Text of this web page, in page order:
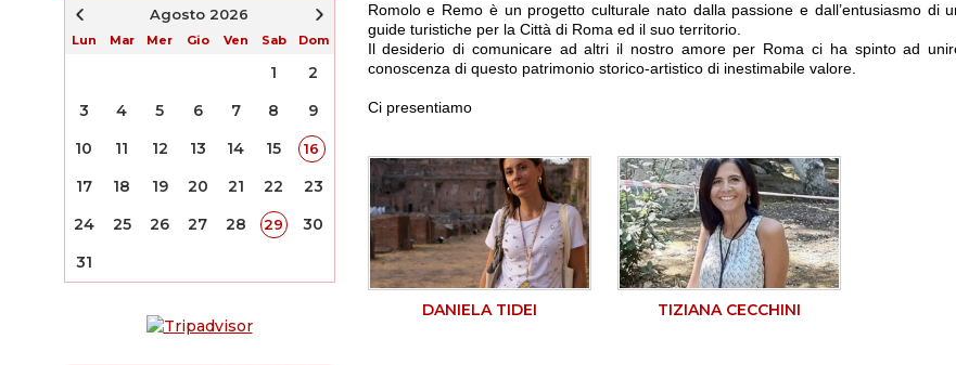
Agosto 2026
Lun Mar Mer Gio Ven Sab Dom
1
2
3
4 5 6 7 8
9
10
11 12 13 14 15 16
17 18 19 20 21 22
23
24
25 26 27 28 29
30
31
Romolo e Remo è un progetto culturale nato dalla passione e dall’entusiasmo di
guide turistiche per la Città di Roma ed il suo territorio.
Il desiderio di comunicare ad altri il nostro amore per Roma ci ha spinto ad
conoscenza di questo patrimonio storico-artistico di inestimabile valore.
Ci presentiamo
DANIELA TIDEI TIZIANA CECCHINI